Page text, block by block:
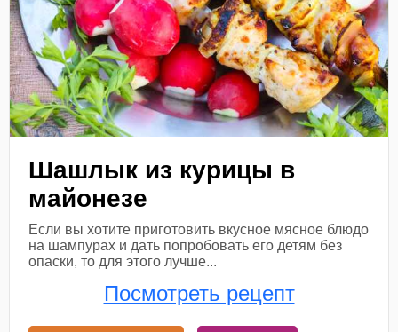
Шашлык из курицы в
майонезе
Если вы хотите приготовить вкусное мясное блюдо
на шампурах и дать попробовать его детям без
опаски, то для этого лучше...
Посмотреть рецепт